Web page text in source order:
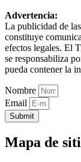
Advertencia:
La publicidad de
constituye
efectos legales. El
se responsabiliza
pueda contener la
Nombre
Email
Submit
Mapa de